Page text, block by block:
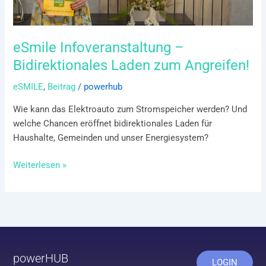
eSmile Infoveranstaltung –
Bidirektionales Laden zum Angreifen!
eSMILE, Beitrag / powerhub
Wie kann das Elektroauto zum Stromspeicher werden? Und
welche Chancen eröffnet bidirektionales Laden für
Haushalte, Gemeinden und unser Energiesystem?
Weiterlesen »
powerHUB LOGIN